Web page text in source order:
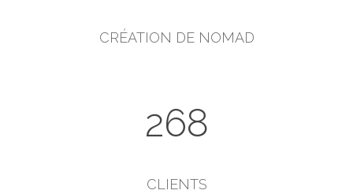
CRÉATION DE NOMAD
268
CLIENTS